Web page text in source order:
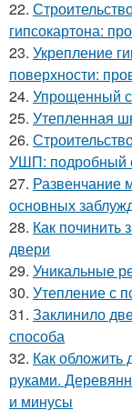
22.
гипсокартона:
23. Укрепление
поверхности:
24. Упрощенный
25. Утепленная
26.
УШП: подробный
27. Развенчание
основных
28. Как починить
двери
29. Уникальные
30. Утепление с
31. Заклинило
способа
32. Как
руками.
и минусы